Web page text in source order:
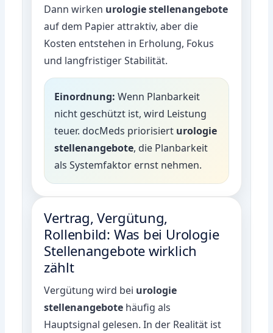
Dann wirken urologie stellenangebote
auf dem Papier attraktiv, aber die
Kosten entstehen in Erholung, Fokus
und langfristiger Stabilität.
Einordnung: Wenn Planbarkeit
nicht geschützt ist, wird Leistung
teuer. docMeds priorisiert urologie
stellenangebote, die Planbarkeit
als Systemfaktor ernst nehmen.
Vertrag, Vergütung,
Rollenbild: Was bei Urologie
Stellenangebote wirklich
zählt
Vergütung wird bei urologie
stellenangebote häufig als
Hauptsignal gelesen. In der Realität ist